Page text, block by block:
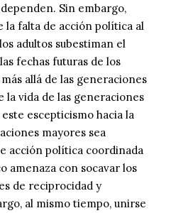
Sin embargo,
falta de acción política al
adultos subestiman el
fechas futuras de los
allá de las generaciones
la vida de las generaciones
escepticismo hacia la
mayores sea
acción política coordinada
amenaza con socavar los
de reciprocidad y
al mismo tiempo, unirse